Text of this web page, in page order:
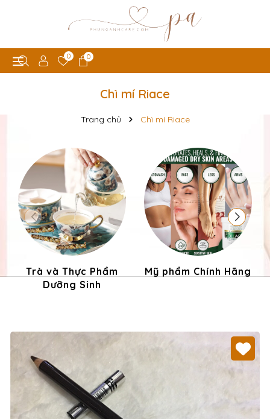
0 0
Chì mí Riace
Trang chủ Chì mí Riace
Trà và Thực Phẩm
Dưỡng Sinh
Mỹ phẩm Chính Hãng